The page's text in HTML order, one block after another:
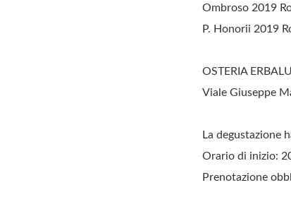
Ombroso 2019
P. Honorii 2019
OSTERIA
Viale Giuseppe
La degustazione
Orario di inizio:
Prenotazione